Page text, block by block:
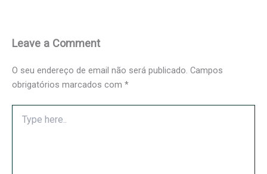
Leave a Comment
O seu endereço de email não será publicado. Campos
obrigatórios marcados com *
here..